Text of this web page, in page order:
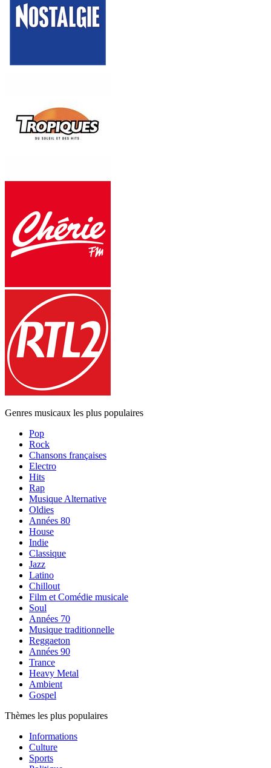
Genres musicaux les plus populaires
Pop
Rock
Chansons françaises
Electro
Hits
Rap
Musique Alternative
Oldies
Années 80
House
Indie
Classique
Jazz
Latino
Chillout
Film et Comédie musicale
Soul
Années 70
Musique traditionnelle
Reggaeton
Années 90
Trance
Heavy Metal
Ambient
Gospel
Thèmes les plus populaires
Informations
Culture
Sports